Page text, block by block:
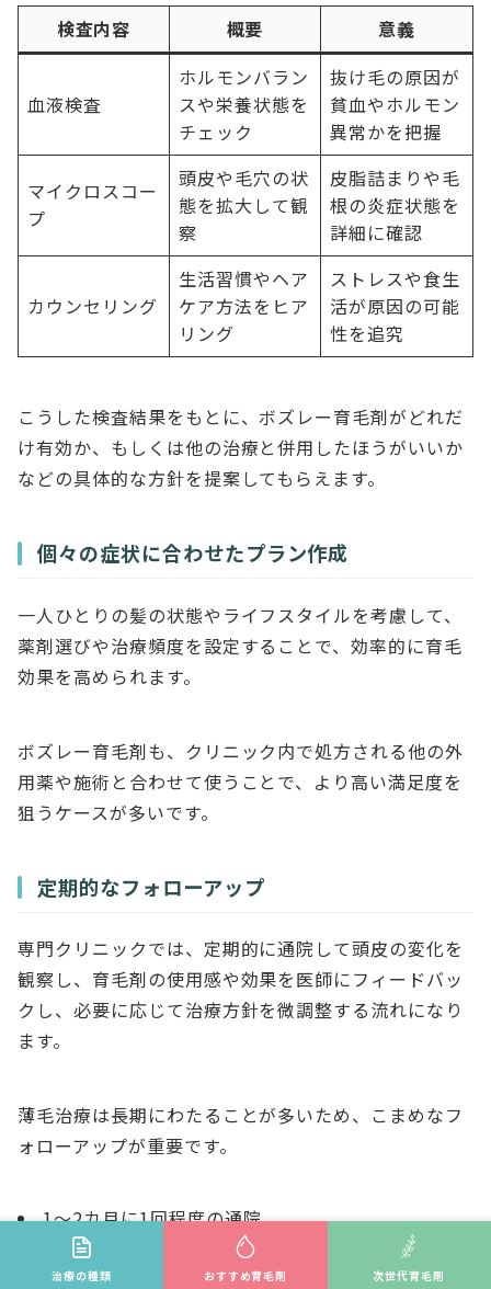
治療の種類 おすすめ育毛剤 次世代育毛剤
検査内容 概要 意義
血液検査
ホルモンバラン
スや栄養状態を
チェック
抜け毛の原因が
貧血やホルモン
異常かを把握
マイクロスコー
プ
頭皮や毛穴の状
態を拡大して観
察
皮脂詰まりや毛
根の炎症状態を
詳細に確認
カウンセリング
生活習慣やヘア
ケア方法をヒア
リング
ストレスや食生
活が原因の可能
性を追究
こうした検査結果をもとに、ボズレー育毛剤がどれだ
け有効か、もしくは他の治療と併用したほうがいいか
などの具体的な方針を提案してもらえます。
個々の症状に合わせたプラン作成
一人ひとりの髪の状態やライフスタイルを考慮して、
薬剤選びや治療頻度を設定することで、効率的に育毛
効果を高められます。
ボズレー育毛剤も、クリニック内で処方される他の外
用薬や施術と合わせて使うことで、より高い満足度を
狙うケースが多いです。
定期的なフォローアップ
専門クリニックでは、定期的に通院して頭皮の変化を
観察し、育毛剤の使用感や効果を医師にフィードバッ
クし、必要に応じて治療方針を微調整する流れになり
ます。
薄毛治療は長期にわたることが多いため、こまめなフ
ォローアップが重要です。
1～2カ月に1回程度の通院
カウンセリングと頭皮チェック
治療メニューや薬剤の再評価